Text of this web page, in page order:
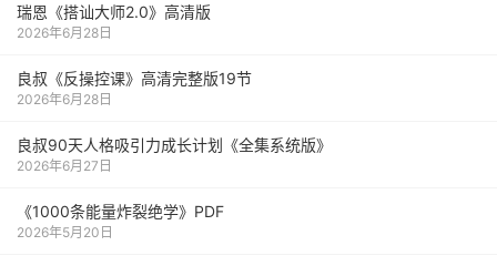
瑞恩《搭讪大师2.0》高清版
2026年6月28日
良叔《反操控课》高清完整版19节
2026年6月28日
良叔90天人格吸引力成长计划《全集系统版》
2026年6月27日
《1000‮能条‬‎量‮裂炸‬‎绝学》PDF
2026年5月20日